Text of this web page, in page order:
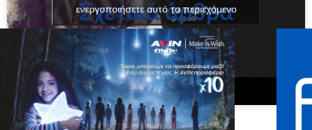
ενεργοποιήσετε αυτό το περιεχόμενο
Σχετικά άρθρα